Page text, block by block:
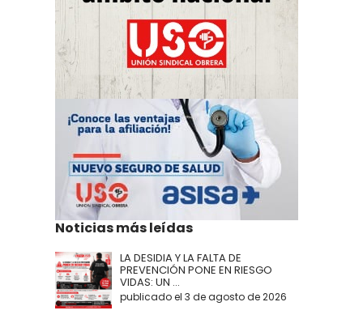
Noticias más leídas
LA DESIDIA Y LA FALTA DE
PREVENCIÓN PONE EN RIESGO
VIDAS: UN ...
publicado el 3 de agosto de 2026